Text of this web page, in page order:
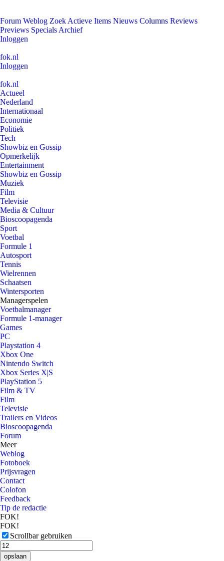
Forum Weblog Zoek Actieve Items Nieuws Columns Reviews
Previews Specials Archief
Inloggen
fok.nl
Inloggen
fok.nl
Actueel
Nederland
Internationaal
Economie
Politiek
Tech
Showbiz en Gossip
Opmerkelijk
Entertainment
Showbiz en Gossip
Muziek
Film
Televisie
Media & Cultuur
Bioscoopagenda
Sport
Voetbal
Formule 1
Autosport
Tennis
Wielrennen
Schaatsen
Wintersporten
Managerspelen
Voetbalmanager
Formule 1-manager
Games
PC
Playstation 4
Xbox One
Nintendo Switch
Xbox Series X|S
PlayStation 5
Film & TV
Film
Televisie
Trailers en Videos
Bioscoopagenda
Forum
Meer
Weblog
Fotoboek
Prijsvragen
Contact
Colofon
Feedback
Tip de redactie
FOK!
FOK!
Scrollbar gebruiken
opslaan